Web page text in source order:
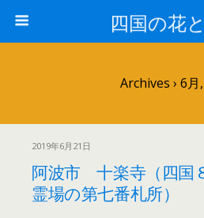
四国の花
Archives › 6月
2019年6月21日
阿波市 十楽寺（四国
霊場の第七番札所）